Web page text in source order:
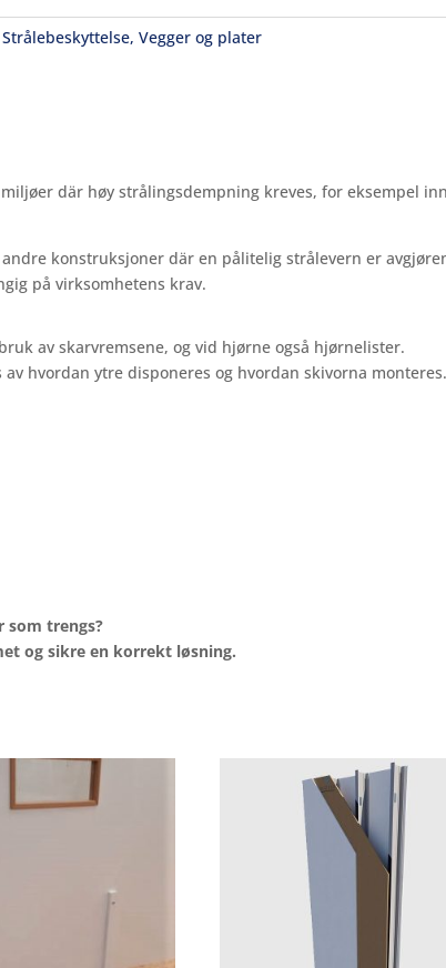
Strålebeskyttelse, Vegger og plater
miljøerdär høystrålingsdempning kreves,for eksempel
andre konstruksjonerdären påliteligstråleverner
påvirksomhetens krav.
brukavskarvremsene,ogvid hjørneogså hjørnelister.
av hvordanytredisponeresog hvordanskivorna monteres.
somtrengs?
ogsikreen korrekt løsning.